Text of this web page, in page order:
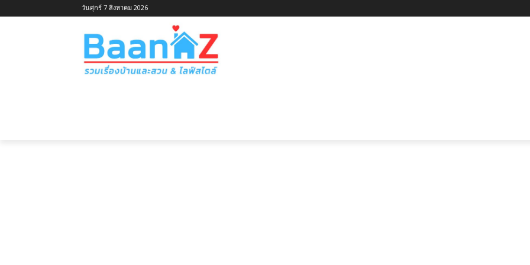
วันศุกร์ 7 สิงหาคม 2026